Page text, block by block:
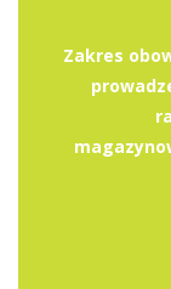
Zakres